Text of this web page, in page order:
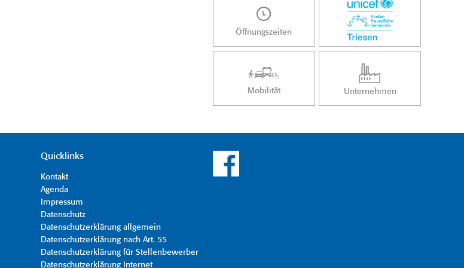
Öffnungszeiten
Mobilität Unternehmen
Quicklinks
Kontakt
Agenda
Impressum
Datenschutz
Datenschutzerklärung allgemein
Datenschutzerklärung nach Art. 55
Datenschutzerklärung für Stellenbewerber
Datenschutzerklärung Internet